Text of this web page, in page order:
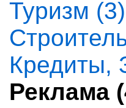
Туризм (3)
Кредиты,
Реклама